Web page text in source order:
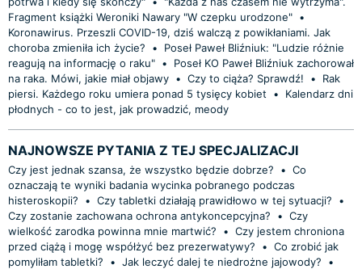
Fragment książki Weroniki Nawary "W czepku urodzone" •
Koronawirus. Przeszli COVID-19, dziś walczą z powikłaniami. Jak
choroba zmieniła ich życie?
•
Poseł Paweł Bliźniuk: "Ludzie różnie
reagują na informację o raku" •
Poseł KO Paweł Bliźniuk zachorował
na raka. Mówi, jakie miał objawy • Czy to ciąża? Sprawdź! •
Rak
piersi. Każdego roku umiera ponad 5 tysięcy kobiet
•
Kalendarz dni
płodnych - co to jest, jak prowadzić, meody
NAJNOWSZE PYTANIA Z TEJ SPECJALIZACJI
Czy jest jednak szansa, że wszystko będzie dobrze? • Co
oznaczają te wyniki badania wycinka pobranego podczas
histeroskopii?
• Czy tabletki działają prawidłowo w tej sytuacji?
•
Czy zostanie zachowana ochrona antykoncepcyjna?
• Czy
wielkość zarodka powinna mnie martwić?
• Czy jestem chroniona
przed ciążą i mogę współżyć bez prezerwatywy?
• Co zrobić jak
pomyliłam tabletki?
• Jak leczyć dalej te niedrożne jajowody?
•